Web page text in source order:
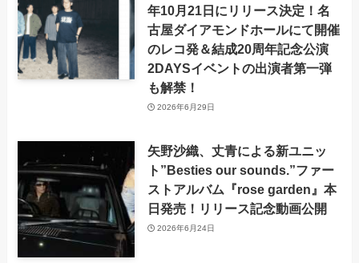
年10月21日にリリース決定！名
古屋ダイアモンドホールにて開催
のレコ発＆結成20周年記念公演
2DAYSイベントの出演者第一弾
も解禁！
2026年6月29日
矢野沙織、丈青による新ユニッ
ト”Besties our sounds.”ファー
ストアルバム『rose garden』本
日発売！リリース記念動画公開
2026年6月24日